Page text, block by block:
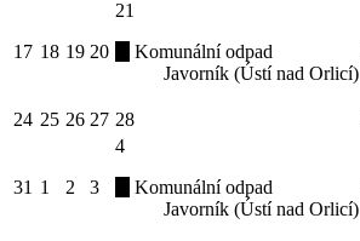
17 18 19 20
21
Komunální odpad
Javorník (Ústí nad Orlicí)
24 25 26 27 28
31 1 2 3
4
Komunální odpad
Javorník (Ústí nad Orlicí)